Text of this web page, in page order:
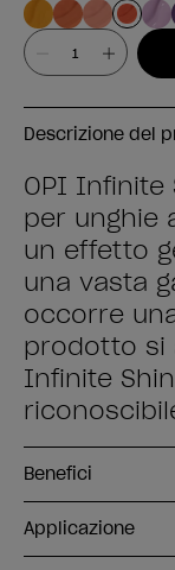
Valore
Descrizione del
OPI Infinite
per unghie
un effetto
una vasta
occorre
prodotto si
Infinite
Benefici
Applicazione